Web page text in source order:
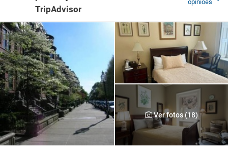
opiniões
Ver fotos (18)